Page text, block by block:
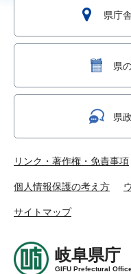
県庁
県
県
リンク・著作権・免責事項
個人情報保護の考え方
サイトマップ
岐阜県庁
GIFU Prefectural